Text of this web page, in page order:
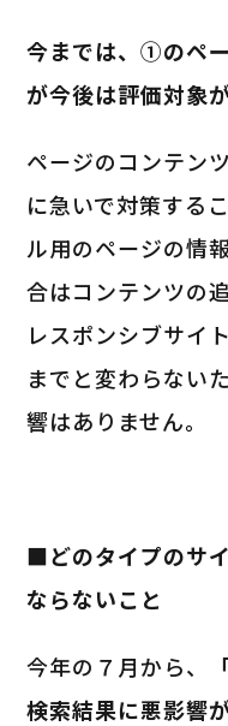
今までは、①のペ
が今後は評価対象
ページのコンテン
に急いで対策する
ル用のページの情
合はコンテンツの
レスポンシブサイ
までと変わらない
響はありません。
■どのタイプのサ
ならないこと
今年の７月から、
検索結果に悪影響